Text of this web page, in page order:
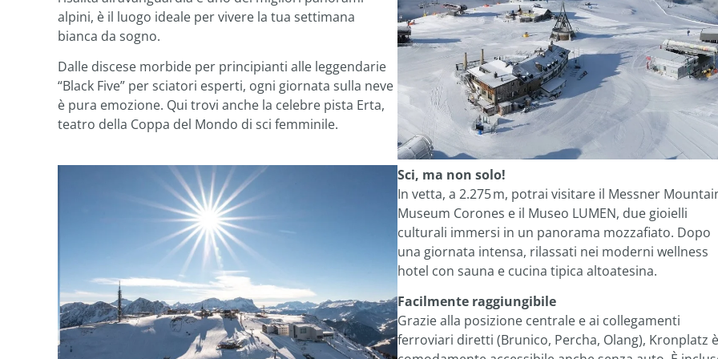
alpini, è il luogo ideale per vivere la tua settimana
bianca da sogno.
Dalle discese morbide per principianti alle leggendarie
“Black Five” per sciatori esperti, ogni giornata sulla neve
è pura emozione. Qui trovi anche la celebre pista Erta,
teatro della Coppa del Mondo di sci femminile.
Sci, ma non solo!
In vetta, a 2.275 m, potrai visitare il Messner
Museum Corones e il Museo LUMEN, due gioielli
culturali immersi in un panorama mozzafiato. Dopo
una giornata intensa, rilassati nei moderni wellness
hotel con sauna e cucina tipica altoatesina.
Facilmente raggiungibile
Grazie alla posizione centrale e ai collegamenti
ferroviari diretti (Brunico, Percha, Olang), Kronplatz è